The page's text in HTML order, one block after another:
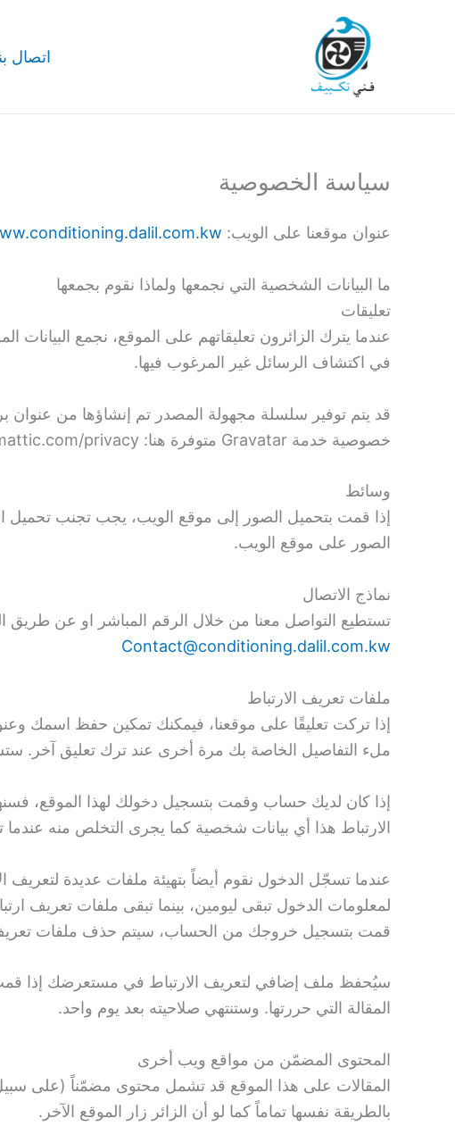
اتصال
سياسة الخصوصية
عنوان موقعنا على الويب:
ما البيانات الشخصية التي نجمعها ولماذا نقوم بجمعها
تعليقات
في اكتشاف الرسائل غير المرغوب فيها.
خصوصية خدمة Gravatar متوفرة هنا: https://automattic.com/privacy/. بعد الموافقة على تعليقك، ستكون صورة ملفك الشخصي مرئية للعامة في سياق تعليقك.
وسائط
الصور على موقع الويب.
نماذج الاتصال
تستطيع التواصل معنا من خلال الرقم المباشر او عن طريق الواتساب على الرقم 0096560615556
Contact@conditioning.dalil.com.kw
ملفات تعريف الارتباط
إذا تركت تعليقًا على موقعنا، فيمكنك تمكين حفظ اسمك
ملء التفاصيل الخاصة بك مرة أخرى عند ترك تعليق آخر.
إذا كان لديك حساب وقمت بتسجيل دخولك لهذا الموقع،
الارتباط هذا أي بيانات شخصية كما يجرى التخلص منه
عندما تسجّل الدخول نقوم أيضاً بتهيئة ملفات عديدة
لمعلومات الدخول تبقى ليومين، بينما تبقى ملفات تعريف
قمت بتسجيل خروجك من الحساب، سيتم حذف ملفات
سيُحفظ ملف إضافي لتعريف الارتباط في مستعرضك إذا
المقالة التي حررتها. وستنتهي صلاحيته بعد يوم واحد.
المحتوى المضمّن من مواقع ويب أخرى
المقالات على هذا الموقع قد تشمل محتوى مضمّناً (على
بالطريقة نفسها تماماً كما لو أن الزائر زار الموقع الآخر.